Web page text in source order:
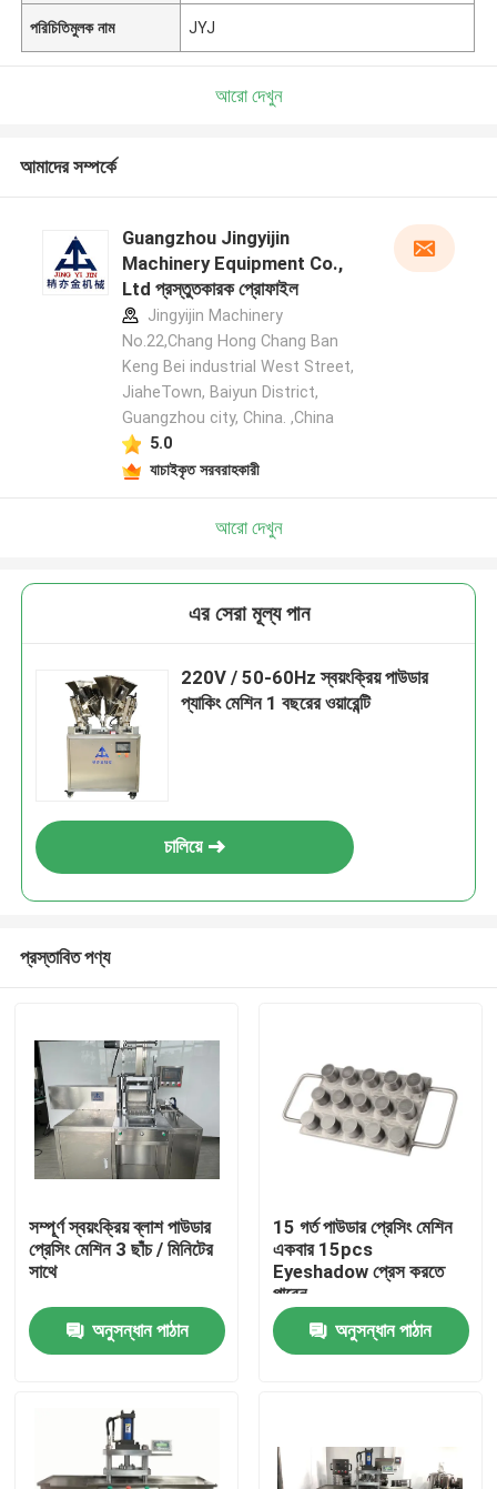
ভিডিও
পরিচিতিমুলক নাম JYJ
আরো দেখুন
আমাদের সম্পর্কে
Guangzhou Jingyijin
Machinery Equipment Co.,
Ltd প্রস্তুতকারক প্রোফাইল
Jingyijin Machinery
No.22,Chang Hong Chang Ban
Keng Bei industrial West Street,
JiaheTown, Baiyun District,
Guangzhou city, China. ,China
5.0
যাচাইকৃত সরবরাহকারী
আরো দেখুন
এর সেরা মূল্য পান
220V / 50-60Hz স্বয়ংক্রিয় পাউডার
প্যাকিং মেশিন 1 বছরের ওয়ারেন্টি
চালিয়ে
প্রস্তাবিত পণ্য
সম্পূর্ণ স্বয়ংক্রিয় ব্লাশ পাউডার
প্রেসিং মেশিন 3 ছাঁচ / মিনিটের
সাথে
অনুসন্ধান পাঠান
15 গর্ত পাউডার প্রেসিং মেশিন
একবার 15pcs
Eyeshadow প্রেস করতে
পারেন
অনুসন্ধান পাঠান